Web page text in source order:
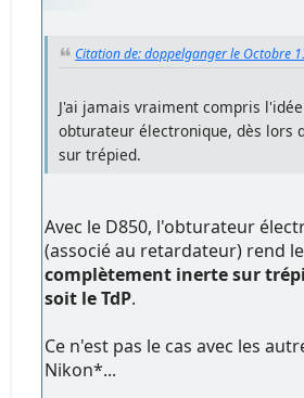
Citation de: doppelganger le Octobre
J'ai jamais vraiment compris
obturateur électronique, dès lors
sur trépied.
Avec le D850, l'obturateur
(associé au retardateur) rend
complètement inerte sur
soit le TdP.
Ce n'est pas le cas avec les
Nikon*...